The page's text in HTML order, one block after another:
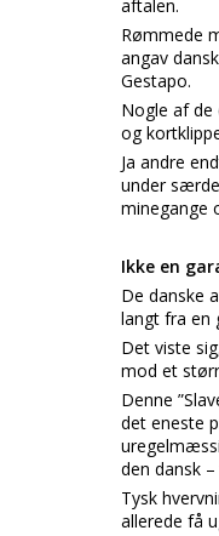
aftalen.
Rømmede
angav
Gestapo.
Nogle af de
og
Ja andre
under
minegange
Ikke en
De danske
langt fra en
Det viste
mod et
Denne
det eneste
den dansk
Tysk
allerede få